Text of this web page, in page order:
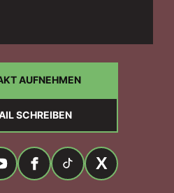
AUFNEHMEN
SCHREIBEN
X